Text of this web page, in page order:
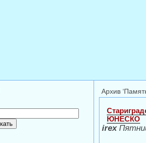
Архив
ЮНЕСКО
irex